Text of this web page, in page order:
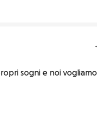
sogni e noi vogliamo